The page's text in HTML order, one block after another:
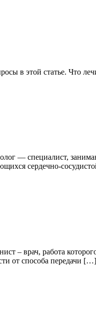
в этой статье. Что
— специалист,
сердечно-
– врач, работа
от способа передачи […]